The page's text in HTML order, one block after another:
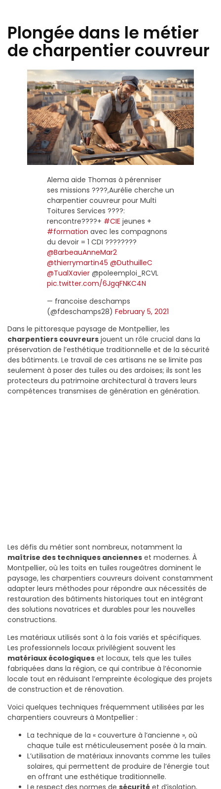
Plongée dans le métier
de charpentier couvreur
Alema aide Thomas à pérenniser
ses missions ????,Aurélie cherche un
charpentier couvreur pour Multi
Toitures Services ????:
rencontre????+ #CIE jeunes +
#formation avec les compagnons
du devoir = 1 CDI ????????
@BarbeauAnneMar2
@thierrymartin45 @DuthuilleC
@TualXavier @poleemploi_RCVL
pic.twitter.com/6JgqFNKC4N
— francoise deschamps
(@fdeschamps28) February 5, 2021
Dans le pittoresque paysage de Montpellier, les
charpentiers couvreurs jouent un rôle crucial dans la
préservation de l’esthétique traditionnelle et de la sécurité
des bâtiments. Le travail de ces artisans ne se limite pas
seulement à poser des tuiles ou des ardoises; ils sont les
protecteurs du patrimoine architectural à travers leurs
compétences transmises de génération en génération.
Les défis du métier sont nombreux, notamment la
maîtrise des techniques anciennes et modernes. À
Montpellier, où les toits en tuiles rougeâtres dominent le
paysage, les charpentiers couvreurs doivent constamment
adapter leurs méthodes pour répondre aux nécessités de
restauration des bâtiments historiques tout en intégrant
des solutions novatrices et durables pour les nouvelles
constructions.
Les matériaux utilisés sont à la fois variés et spécifiques.
Les professionnels locaux privilégient souvent les
matériaux écologiques et locaux, tels que les tuiles
fabriquées dans la région, ce qui contribue à l’économie
locale tout en réduisant l’empreinte écologique des projets
de construction et de rénovation.
Voici quelques techniques fréquemment utilisées par les
charpentiers couvreurs à Montpellier :
La technique de la « couverture à l’ancienne », où
chaque tuile est méticuleusement posée à la main.
L’utilisation de matériaux innovants comme les tuiles
solaires, qui permettent de produire de l’énergie tout
en offrant une esthétique traditionnelle.